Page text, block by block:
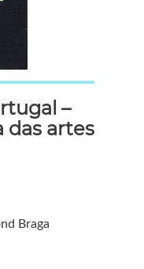
–
das artes
Braga